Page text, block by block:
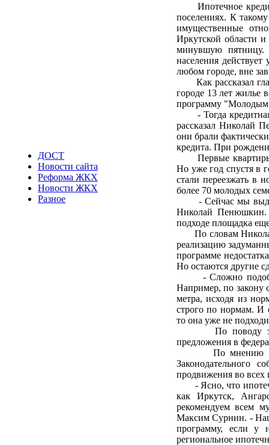
ДОСТ
Новости сайта
Реформа ЖКХ
Новости ЖКХ
Разное
Ипотечное
поселениях. К
имущественные
Иркутской области и
минувшую пятницу.
населения
любом городе, вне
Как рассказал
городе 13 лет жилье
программу "Молодым
- Тогда кредитная
рассказал Николай
они брали
кредита. При
Первые квартиры
Но уже год спустя в
стали переезжать в
более 70 молодых
- Сейчас мы
Николай Пенюшкин.
подходе площадка
По словам Николая
реализацию
программе
Но остаются другие
- Сложно
Например, по закону
метра, исходя из
строго по нормам. И
то она уже не
По поводу этого
предложения в
По мнению
Законодательного
продвижения во всех
- Ясно, что
как Иркутск,
рекомендуем всем
Максим Сурнин. -
программу, если у
региональное